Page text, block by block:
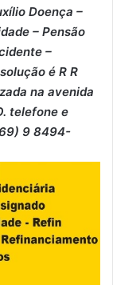
Doença –
– ⁠Pensão
–
é R R
na avenida
telefone e
9 8494-